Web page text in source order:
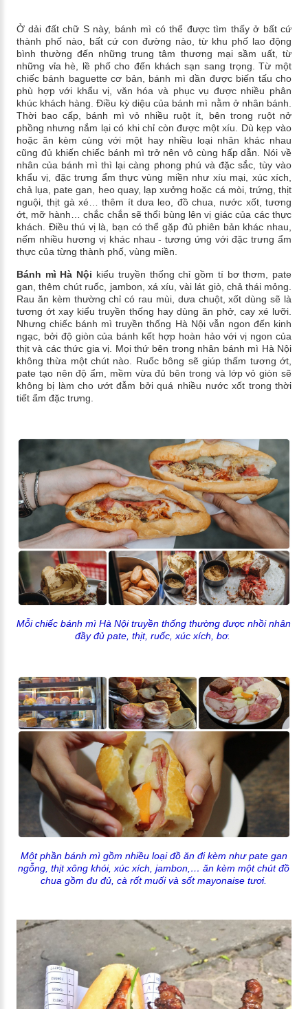
Ở dải đất chữ S này, bánh mì có thể được tìm thấy ở bất cứ
thành phố nào, bất cứ con đường nào, từ khu phố lao động
bình thường đến những trung tâm thương mại sầm uất, từ
những vỉa hè, lề phố cho đến khách sạn sang trọng.Từ một
chiếc bánh baguette cơ bản, bánh mì dần được biến tấu cho
phù hợp với khẩu vị, văn hóa và phục vụ được nhiều phân
khúc khách hàng. Điều kỳ diệu của bánh mì nằm ở nhân bánh.
Thời bao cấp, bánh mì vỏ nhiều ruột ít, bên trong ruột nở
phồng nhưng nắm lại có khi chỉ còn được một xíu. Dù kẹp vào
hoặc ăn kèm cùng với một hay nhiều loại nhân khác nhau
cũng đủ khiến chiếc bánh mì trở nên vô cùng hấp dẫn. Nói về
nhân của bánh mì thì lại càng phong phú và đặc sắc, tùy vào
khẩu vị, đặc trưng ẩm thực vùng miền như xíu mại, xúc xích,
chả lụa, pate gan, heo quay, lạp xưởng hoặc cá mòi, trứng, thịt
nguội, thịt gà xé… thêm ít dưa leo, đồ chua, nước xốt, tương
ớt, mỡ hành… chắc chắn sẽ thổi bùng lên vị giác của các thực
khách. Điều thú vị là, bạn có thể gặp đủ phiên bản khác nhau,
nếm nhiều hương vị khác nhau - tương ứng với đặc trưng ẩm
thực của từng thành phố, vùng miền.
Bánh mì Hà Nội kiểu truyền thống chỉ gồm tí bơ thơm, pate
gan, thêm chút ruốc, jambon, xá xíu, vài lát giò, chả thái mỏng.
Rau ăn kèm thường chỉ có rau mùi, dưa chuột, xốt dùng sẽ là
tương ớt xay kiểu truyền thống hay dùng ăn phở, cay xé lưỡi.
Nhưng chiếc bánh mì truyền thống Hà Nội vẫn ngon đến kinh
ngạc, bởi độ giòn của bánh kết hợp hoàn hảo với vị ngon của
thịt và các thức gia vị. Mọi thứ bên trong nhân bánh mì Hà Nội
không thừa một chút nào. Ruốc bông sẽ giúp thấm tương ớt,
pate tạo nên độ ẩm, mềm vừa đủ bên trong và lớp vỏ giòn sẽ
không bị làm cho ướt đẫm bởi quá nhiều nước xốt trong thời
tiết ẩm đặc trưng.
Mỗi chiếc bánh mì Hà Nội truyền thống thường được nhồi nhân
đầy đủ pate, thịt, ruốc, xúc xích, bơ.
Một phần bánh mì gồm nhiều loại đồ ăn đi kèm như pate gan
ngỗng, thịt xông khói, xúc xích, jambon,… ăn kèm một chút đồ
chua gồm đu đủ, cà rốt muối và sốt mayonaise tươi.